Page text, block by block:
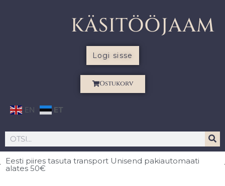
KÄSITÖÖJAAM
Logi sisse
Ostukorv
EN ET
Eesti piires tasuta transport Unisend pakiautomaati
alates 50€